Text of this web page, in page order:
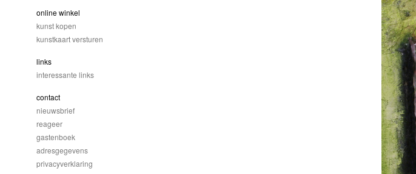
online winkel
kunst kopen
kunstkaart versturen
links
interessante links
contact
nieuwsbrief
reageer
gastenboek
adresgegevens
privacyverklaring